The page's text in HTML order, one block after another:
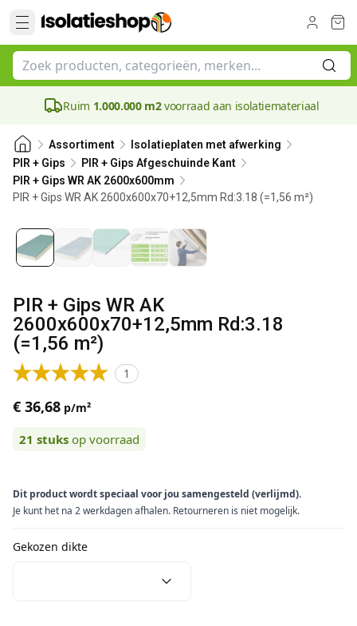
Ruim 1.000.000 m2voorraad aan isolatiemateriaal
Assortiment
Isolatieplaten met afwerking
PIR + Gips
PIR + Gips Afgeschuinde Kant
PIR + Gips WR AK 2600x600mm
PIR + Gips WR AK 2600x600x70+12,5mm Rd:3.18 (=1,56 m²)
70 mm
PIR + Gips WR AK
2600x600x70+12,5mm Rd:3.18
(=1,56 m²)
1
€ 36,68 p/m²
21 stuks op voorraad
Dit product wordt speciaal voor jou samengesteld (verlijmd).
Je kunt het na 2 werkdagen afhalen. Retourneren is niet mogelijk.
Gekozen dikte